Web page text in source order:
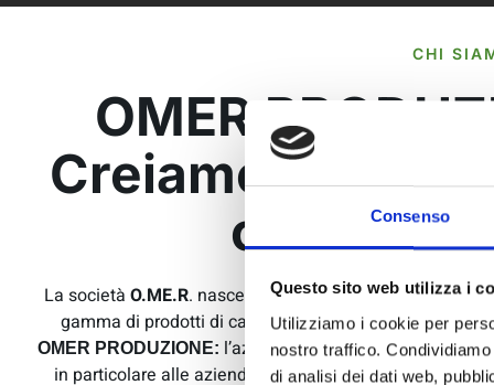
Consenso
Questo sito web utilizza i
Utilizziamo i cookie per
nostro traffico.
di analisi dei dati web,
CHI
OMER
Creiamo
costruire
La società O.ME.R. nasce negli anni Sessanta come
gamma di prodotti di carpenteria.Nel 1997, in seguito
OMER PRODUZIONE: l’azienda cresce e si apre a un
in particolare alle aziende produttrici di macchine